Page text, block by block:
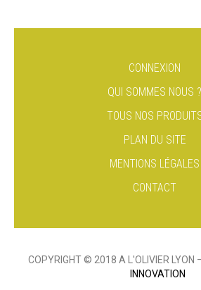
CONNEXION
QUI SOMMES NOUS ?
TOUS NOS
PLAN DU SITE
MENTIONS LÉGALES
CONTACT
COPYRIGHT © 2018 A L'OLIVIER LYON
INNOVATION